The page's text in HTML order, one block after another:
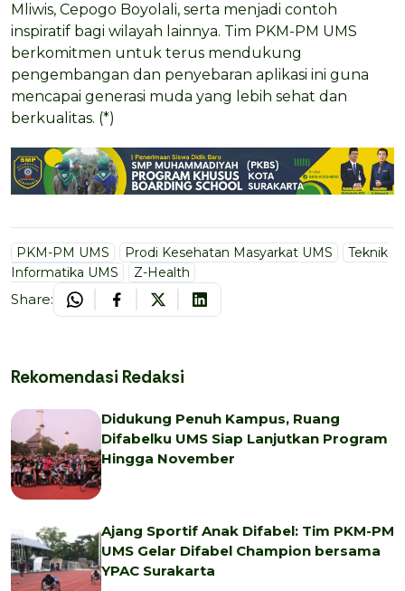
Mliwis, Cepogo Boyolali, serta menjadi contoh
inspiratif bagi wilayah lainnya. Tim PKM-PM UMS
berkomitmen untuk terus mendukung
pengembangan dan penyebaran aplikasi ini guna
mencapai generasi muda yang lebih sehat dan
berkualitas. (*)
PKM-PM UMS Prodi Kesehatan Masyarkat UMS
Teknik
Informatika UMS
Z-Health
Share:
Rekomendasi Redaksi
Didukung Penuh Kampus, Ruang
Difabelku UMS Siap Lanjutkan Program
Hingga November
Ajang Sportif Anak Difabel: Tim PKM-PM
UMS Gelar Difabel Champion bersama
YPAC Surakarta